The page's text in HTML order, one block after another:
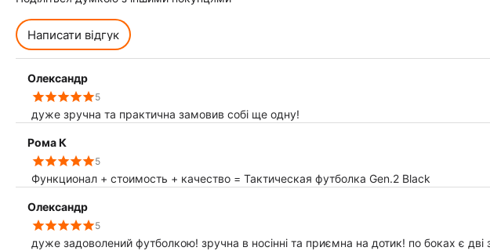
Написати відгук
Олександр
5
дуже зручна та практична замовив собі ще одну!
Рома К
5
Функционал + стоимость + качество = Тактическая футболка Gen.2 Black
Олександр
5
дуже задоволений футболкою! зручна в носінні та приємна на дотик! по боках є дві